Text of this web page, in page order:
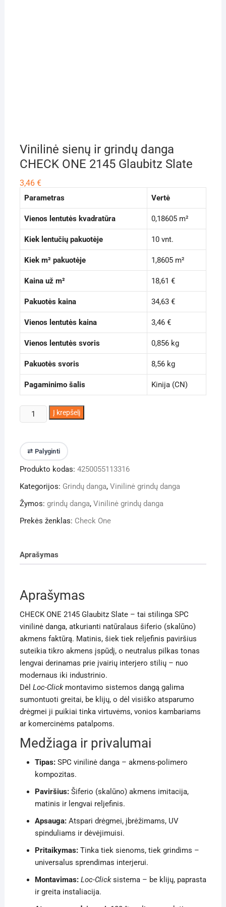
Vinilinė sienų ir grindų danga
CHECK ONE 2145 Glaubitz Slate
3,46 €
Parametras Vertė
Vienos lentutės kvadratūra 0,18605 m²
Kiek lentučių pakuotėje 10 vnt.
Kiek m² pakuotėje 1,8605 m²
Kaina už m² 18,61 €
Pakuotės kaina 34,63 €
Vienos lentutės kaina 3,46 €
Vienos lentutės svoris 0,856 kg
Pakuotės svoris 8,56 kg
Pagaminimo šalis Kinija (CN)
produkto
kiekis:
sienų
ir
grindų
danga
ONE
2145
Į krepšelį
⇄ Palyginti
Produkto kodas: 4250055113316
Kategorijos: Grindų danga, Vinilinė grindų danga
Žymos: grindų danga, Vinilinė grindų danga
Prekės ženklas: Check One
Aprašymas
Aprašymas
CHECK ONE 2145 Glaubitz Slate – tai stilinga SPC
vinilinė danga, atkurianti natūralaus šiferio (skalūno)
akmens faktūrą. Matinis, šiek tiek reljefinis paviršius
suteikia tikro akmens įspūdį, o neutralus pilkas tonas
lengvai derinamas prie įvairių interjero stilių – nuo
modernaus iki industrinio.
Dėl Loc-Clickmontavimo sistemos dangą galima
sumontuoti greitai, be klijų, o dėl visiško atsparumo
drėgmei ji puikiai tinka virtuvėms, vonios kambariams
ar komercinėms patalpoms.
Medžiaga ir privalumai
Tipas:SPC vinilinė danga – akmens-polimero
kompozitas.
Paviršius:Šiferio (skalūno) akmens imitacija,
matinis ir lengvai reljefinis.
Apsauga:Atspari drėgmei, įbrėžimams, UV
spinduliams ir dėvėjimuisi.
Pritaikymas:Tinka tiek sienoms, tiek grindims –
universalus sprendimas interjerui.
Montavimas: Loc-Clicksistema – be klijų, paprasta
ir greita instaliacija.